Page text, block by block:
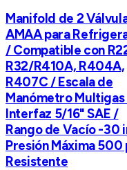
Manifold de 2
AMAA para
/ Compatible con
R32/R410A, R404A,
R407C / Escala de
Manómetro
Interfaz 5/16" SAE /
Rango de Vacío -30
Presión Máxima 500
Resistente